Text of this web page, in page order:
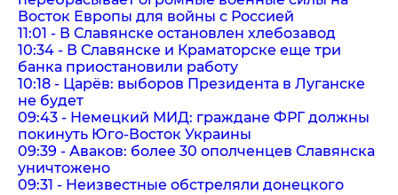
Восток Европы для войны с Россией
11:01 - В Славянске остановлен хлебозавод
10:34 - В Славянске и Краматорске еще три
банка приостановили работу
10:18 - Царёв: выборов Президента в Луганске
не будет
09:43 - Немецкий МИД: граждане ФРГ должны
покинуть Юго-Восток Украины
09:39 - Аваков: более 30 ополченцев Славянска
уничтожено
09:31 - Неизвестные обстреляли донецкого